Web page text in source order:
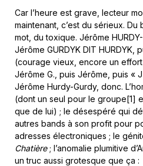
Car l’heure est grave, lecteur
maintenant, c’est du sérieux.
mot, du toxique. Jérôme
Jérôme GURDYK DIT HURDYK,
(courage vieux, encore un
Jérôme G., puis Jérôme, puis «
Jérôme Hurdy-Gurdy, donc.
(dont un seul pour le groupe[1]
que de lui) ; le désespéré qui
autres bands à son profit pour
adresses électroniques ; le
Chatière; l’anomalie plumitive
un truc aussi grotesque que ça :